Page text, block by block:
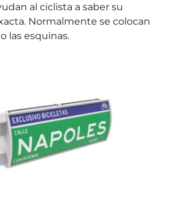
al ciclista a saber su
Normalmente se colocan
las esquinas.